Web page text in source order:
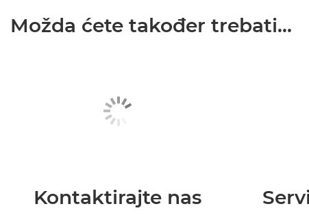
Možda ćete također trebati...
Kontaktirajte nas